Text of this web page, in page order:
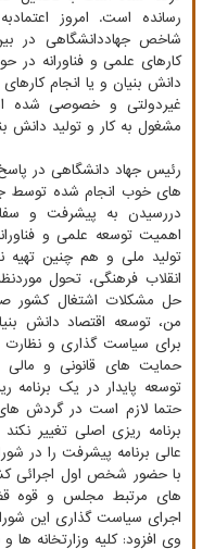
رسانده است. امروز
شاخص جهاددانشگاهی در
کارهای علمی و فناورانه
دانش بنیان و یا انجام
غیردولتی و خصوصی شده
مشغول به کار و تولید دانش
رئیس جهاد دانشگاهی در
های خوب انجام شده توسط
دررسیدن به پیشرفت و
اهمیت توسعه علمی و
تولید ملی و هم چنین
انقلاب فرهنگی، تحول
حل مشکلات اشتغال کشور
من، توسعه اقتصاد دانش
برای سیاست گذاری و نظارت
حمایت های قانونی و
توسعه پایدار در یک
حتما لازم است در گردش
برنامه ریزی اصلی تغییر
عالی برنامه پیشرفت را در
با حضور شخص اول اجرائی
های مرتبط مجلس و قوه
اجرای سیاست گذاری این
وی افزود: کلیه وزارتخانه